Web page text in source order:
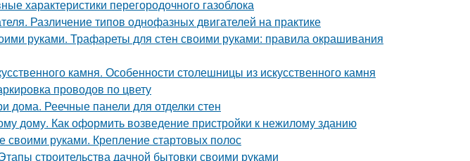
характеристики перегородочного газоблока
Различение типов однофазных двигателей на практике
руками. Трафареты для стен своими руками: правила окрашивания
камня. Особенности столешницы из искусственного камня
проводов по цвету
дома. Реечные панели для отделки стен
дому. Как оформить возведение пристройки к нежилому зданию
своими руками. Крепление стартовых полос
строительства дачной бытовки своими руками